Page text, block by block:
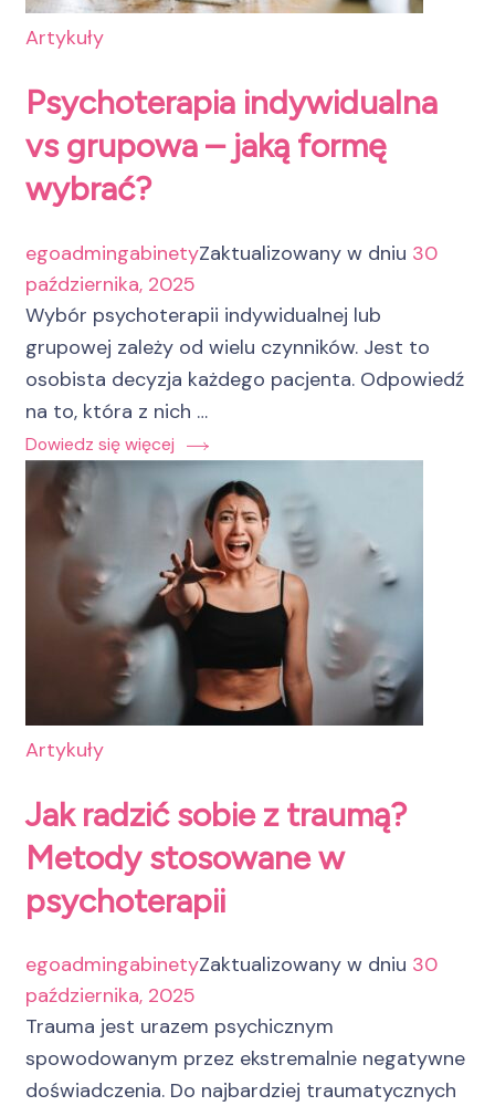
Artykuły
Psychoterapia indywidualna
vs grupowa – jaką formę
wybrać?
egoadmingabinetyZaktualizowany w dniu 30
października, 2025
Wybór psychoterapii indywidualnej lub
grupowej zależy od wielu czynników. Jest to
osobista decyzja każdego pacjenta. Odpowiedź
na to, która z nich …
Dowiedz się więcej
Artykuły
Jak radzić sobie z traumą?
Metody stosowane w
psychoterapii
egoadmingabinetyZaktualizowany w dniu 30
października, 2025
Trauma jest urazem psychicznym
spowodowanym przez ekstremalnie negatywne
doświadczenia. Do najbardziej traumatycznych